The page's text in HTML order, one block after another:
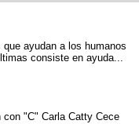
ayudan a los humanos
consiste en ayuda...
con "C" Carla Catty Cece